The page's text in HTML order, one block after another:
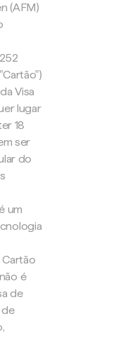
(AFM)
Visa
lugar
18
ser
do
um
é
de